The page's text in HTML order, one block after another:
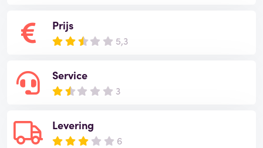
Prijs
5,3
Service
3
Levering
6